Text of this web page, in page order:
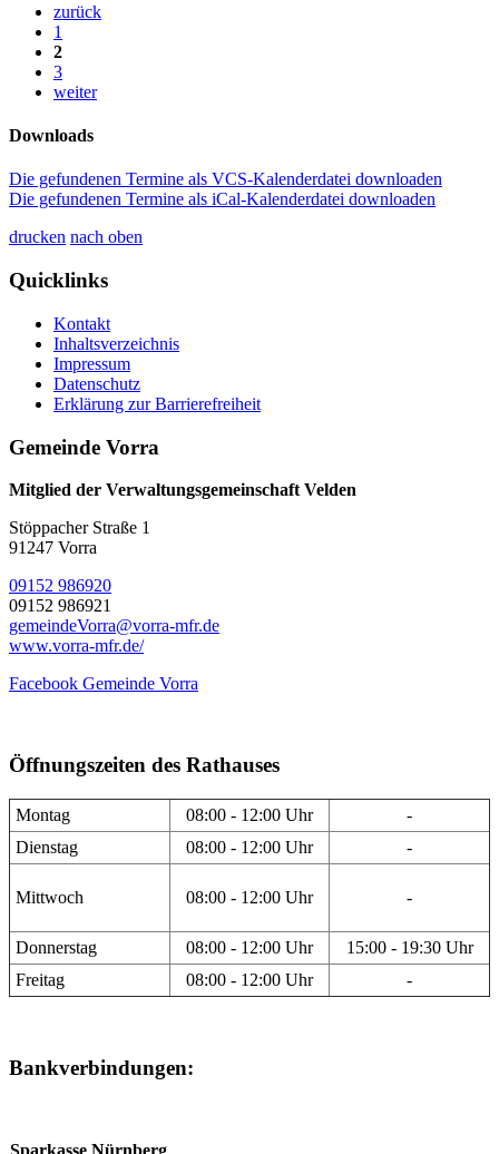
zurück
1
2
3
weiter
Downloads
Die gefundenen Termine als VCS-Kalenderdatei downloaden
Die gefundenen Termine als iCal-Kalenderdatei downloaden
drucken nach oben
Quicklinks
Kontakt
Inhaltsverzeichnis
Impressum
Datenschutz
Erklärung zur Barrierefreiheit
Gemeinde Vorra
Mitglied der Verwaltungsgemeinschaft Velden
Stöppacher Straße 1
91247 Vorra
09152 986920
09152 986921
gemeindeVorra@vorra-mfr.de
www.vorra-mfr.de/
Facebook Gemeinde Vorra
Öffnungszeiten des Rathauses
Montag 08:00 - 12:00 Uhr
-
Dienstag
08:00 - 12:00 Uhr -
Mittwoch 08:00 - 12:00 Uhr -
Donnerstag 08:00 - 12:00 Uhr
15:00 - 19:30 Uhr
Freitag
08:00 - 12:00 Uhr -
Bankverbindungen: